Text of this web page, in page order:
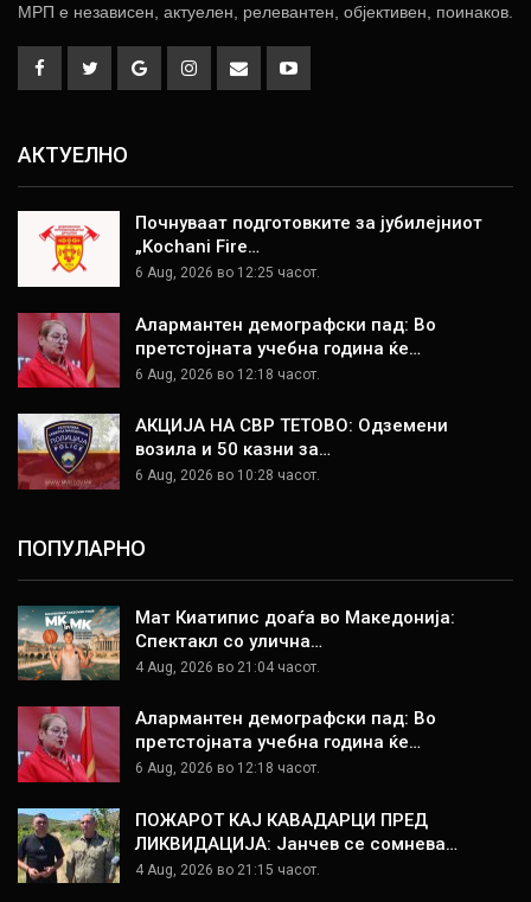
МРП е независен, актуелен, релевантен, објективен, поинаков.
АКТУЕЛНО
Почнуваат подготовките за јубилејниот
„Kochani Fire…
6 Aug, 2026 во 12:25 часот.
Алармантен демографски пад: Во
претстојната учебна година ќе…
6 Aug, 2026 во 12:18 часот.
АКЦИЈА НА СВР ТЕТОВО: Одземени
возила и 50 казни за…
6 Aug, 2026 во 10:28 часот.
ПОПУЛАРНО
Мат Киатипис доаѓа во Македонија:
Спектакл со улична…
4 Aug, 2026 во 21:04 часот.
Алармантен демографски пад: Во
претстојната учебна година ќе…
6 Aug, 2026 во 12:18 часот.
ПОЖАРОТ КАЈ КАВАДАРЦИ ПРЕД
ЛИКВИДАЦИЈА: Јанчев се сомнева…
4 Aug, 2026 во 21:15 часот.